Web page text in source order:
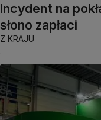
Incydent na
słono zapłaci
Z KRAJU